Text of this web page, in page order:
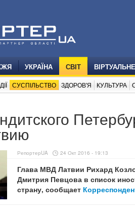
УКРАЇНА СВІТ
СУСПІЛЬСТВО ЗДОРОВ'Я КУЛЬТУРА
РепортерUA 24 Окт 2016 - 19:13
Глава МВД Латвии Рихард
Дмитрия Певцова в список
страну, сообщает